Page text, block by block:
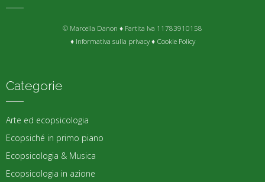
© Marcella Danon ♦ Partita Iva 11783910158
♦ Informativa sulla privacy♦ Cookie Policy
Categorie
Arte ed ecopsicologia
Ecopsiché in primo piano
Ecopsicologia & Musica
Ecopsicologia in azione